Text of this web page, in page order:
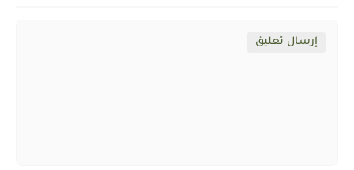
إرسال تعليق